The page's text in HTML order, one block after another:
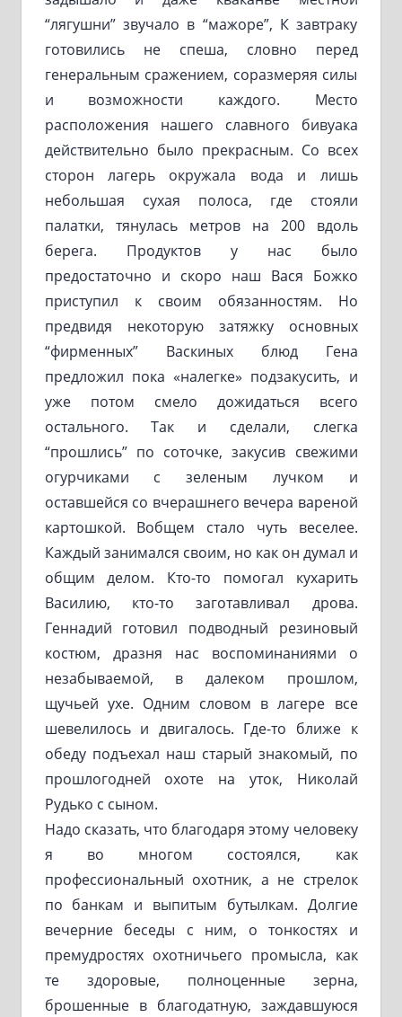
“лягушни” звучало в “мажоре”, К завтраку
готовились не спеша, словно перед
генеральным сражением, соразмеряя силы
и возможности каждого. Место
расположения нашего славного бивуака
действительно было прекрасным. Со всех
сторон лагерь окружала вода и лишь
небольшая сухая полоса, где стояли
палатки, тянулась метров на 200 вдоль
берега. Продуктов у нас было
предостаточно и скоро наш Вася Божко
приступил к своим обязанностям. Но
предвидя некоторую затяжку основных
“фирменных” Васкиных блюд Гена
предложил пока «налегке» подзакусить, и
уже потом смело дожидаться всего
остального. Так и сделали, слегка
“прошлись” по соточке, закусив свежими
огурчиками с зеленым лучком и
оставшейся со вчерашнего вечера вареной
картошкой. Вобщем стало чуть веселее.
Каждый занимался своим, но как он думал и
общим делом. Кто-то помогал кухарить
Василию, кто-то заготавливал дрова.
Геннадий готовил подводный резиновый
костюм, дразня нас воспоминаниями о
незабываемой, в далеком прошлом,
щучьей ухе. Одним словом в лагере все
шевелилось и двигалось. Где-то ближе к
обеду подъехал наш старый знакомый, по
прошлогодней охоте на уток, Николай
Рудько с сыном.
Надо сказать, что благодаря этому человеку
я во многом состоялся, как
профессиональный охотник, а не стрелок
по банкам и выпитым бутылкам. Долгие
вечерние беседы с ним, о тонкостях и
премудростях охотничьего промысла, как
те здоровые, полноценные зерна,
брошенные в благодатную, заждавшуюся